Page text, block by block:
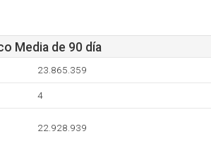
Media de 90 día
23.865.359
4
22.928.939